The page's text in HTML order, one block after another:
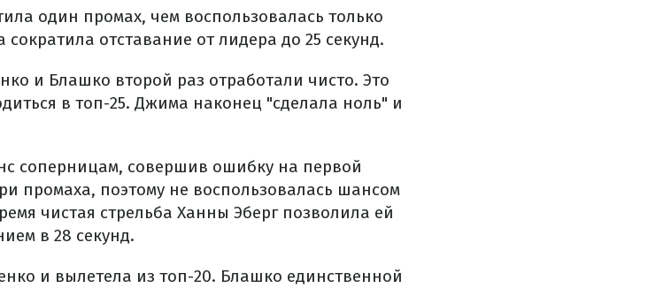
один промах, чем воспользовалась только
отставание от лидера до 25 секунд.
и Блашко второй раз отработали чисто. Это
в топ-25. Джима наконец "сделала ноль" и
соперницам, совершив ошибку на первой
промаха, поэтому не воспользовалась шансом
чистая стрельба Ханны Эберг позволила ей
в 28 секунд.
и вылетела из топ-20. Блашко единственной